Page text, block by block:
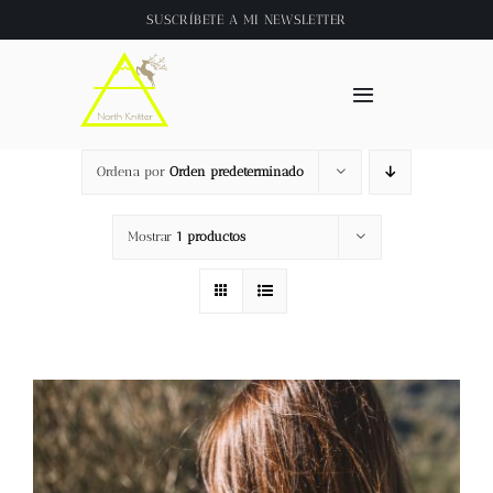
al
SUSCRÍBETE A MI NEWSLETTER
Toggle
Inicio
About
Tienda
Videos
Ordena por Orden predeterminado
Mostrar 1 productos